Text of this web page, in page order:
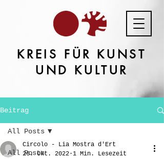
KREIS FÜR KUNST
UND KULTUR
Beitrag
All Posts
All Posts
Circolo - Lia Mostra d'Ert
26. Okt. 2022 1 Min. Lesezeit